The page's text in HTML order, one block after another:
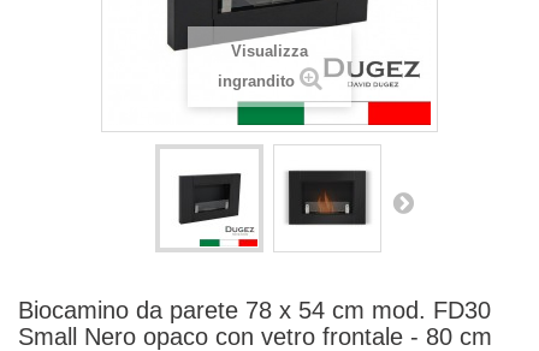
Visualizza
ingrandito
Biocamino da parete 78 x 54 cm mod. FD30
Small Nero opaco con vetro frontale - 80 cm